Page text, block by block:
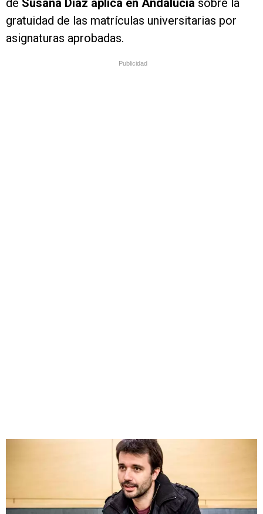
de Susana Díaz aplica en Andalucía sobre la
gratuidad de las matrículas universitarias por
asignaturas aprobadas.
Publicidad